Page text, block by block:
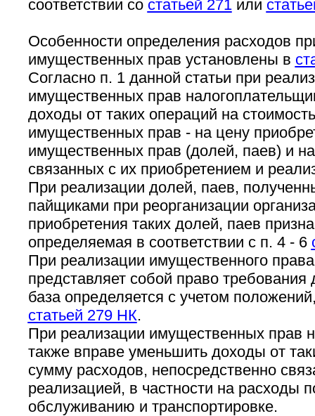
соответствии со статьей 271или
Особенности определения расходов
имущественных прав установлены в
Согласно п. 1 данной статьи при
имущественных прав
доходы от таких операций на
имущественных прав - на цену
имущественных прав (долей, паев) и
связанных с их приобретением и
При реализации долей, паев,
пайщиками при реорганизации
приобретения таких долей, паев
определяемая в соответствии с п. 4 - 6
При реализации имущественного
представляет собой право требования
база определяется с учетом
статьей 279 НК.
При реализации имущественных прав
также вправе уменьшить доходы от
сумму расходов, непосредственно
реализацией, в частности на расходы
обслуживанию и транспортировке.